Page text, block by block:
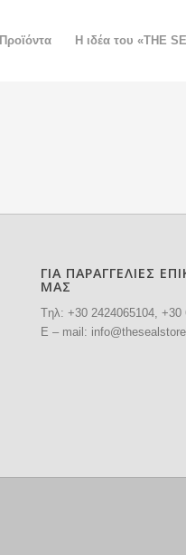
Προϊόντα H ιδέα του «THE
ΓΙΑ ΠΑΡΑΓΓΕΛΙΕΣ
ΜΑΣ
Tηλ: +302424065104, +30
E – mail: